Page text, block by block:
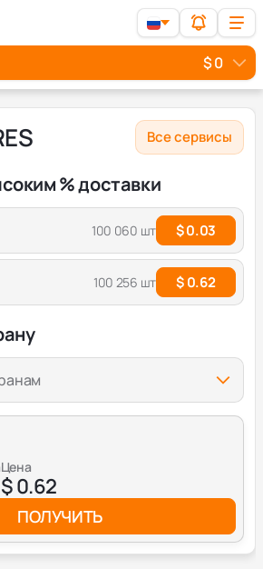
$ 0
Все сервисы
% доставки
100 060 шт $ 0.03
100 256 шт $ 0.62
Цена
$ 0.62
ПОЛУЧИТЬ